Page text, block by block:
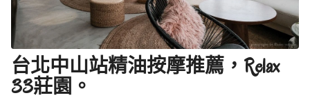
台北中山站精油按摩推薦，Relax
33莊園。